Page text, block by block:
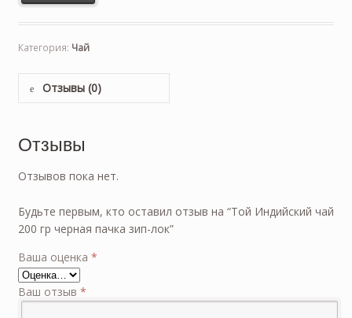
Категория: Чай
Отзывы (0)
Отзывы
Отзывов пока нет.
Будьте первым, кто оставил отзыв на “Той Индийский чай
200 гр черная пачка зип-лок”
Ваша оценка *
Ваш отзыв *